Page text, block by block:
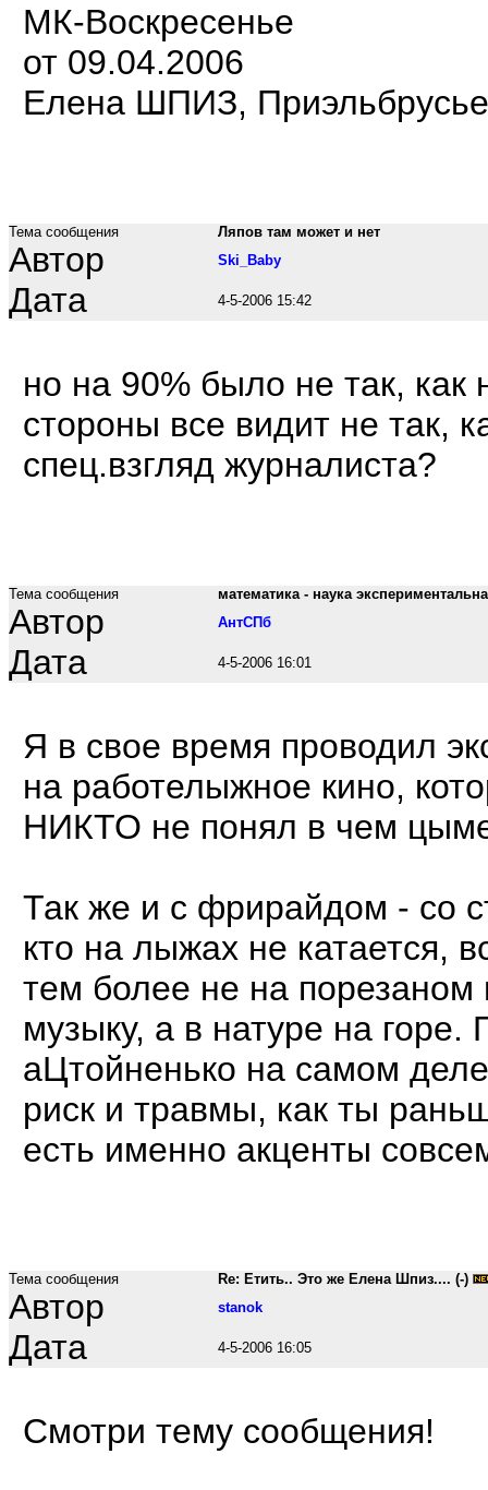
МК-Воскресенье
от 09.04.2006
Елена ШПИЗ,
Тема сообщения Ляпов там может и нет
Автор Ski_Baby
Дата 4-5-2006 15:42
но на 90% было не так, как
стороны все видит не так,
спец.взгляд журналиста?
Тема сообщения математика - наука
Автор АнтСПб
Дата 4-5-2006 16:01
Я в свое время проводил
на работелыжное кино,
НИКТО не понял в чем
Так же и с фрирайдом - со
кто на лыжах не катается,
тем более не на
музыку, а в натуре на
аЦтойненько на самом
риск и травмы, как ты
есть именно акценты
Тема сообщения Re: Етить.. Это же Елена Шпиз.... (-)
Автор stanok
Дата 4-5-2006 16:05
Смотри тему сообщения!